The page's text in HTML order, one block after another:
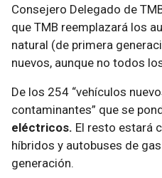
Consejero Delegado de
que TMB reemplazará los
natural (de primera
nuevos, aunque no todos
De los 254 “vehículos
contaminantes” que se
eléctricos. El resto estará
híbridos y autobuses de
generación.